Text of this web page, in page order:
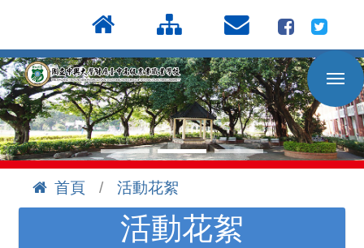
到
主
要
內
容
區
首頁
活動花絮
活動花絮